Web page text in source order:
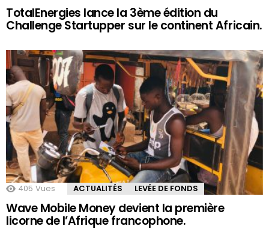
TotalEnergies lance la 3ème édition du
Challenge Startupper sur le continent Africain.
405 Vues ACTUALITÉS LEVÉE DE FONDS
Wave Mobile Money devient la première
licorne de l’Afrique francophone.